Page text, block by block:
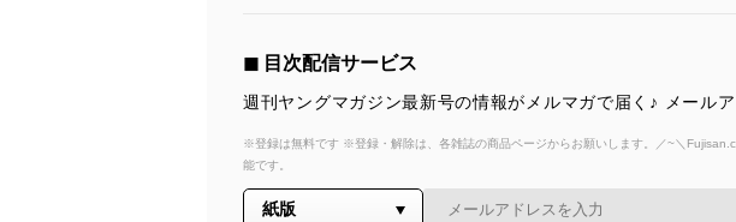
◼︎ 目次配信サービス
週刊ヤングマガジン最新号の情報がメルマガで届く♪ メール
※登録は無料です ※登録・解除は、各雑誌の商品ページからお願いします。／~＼
能です。